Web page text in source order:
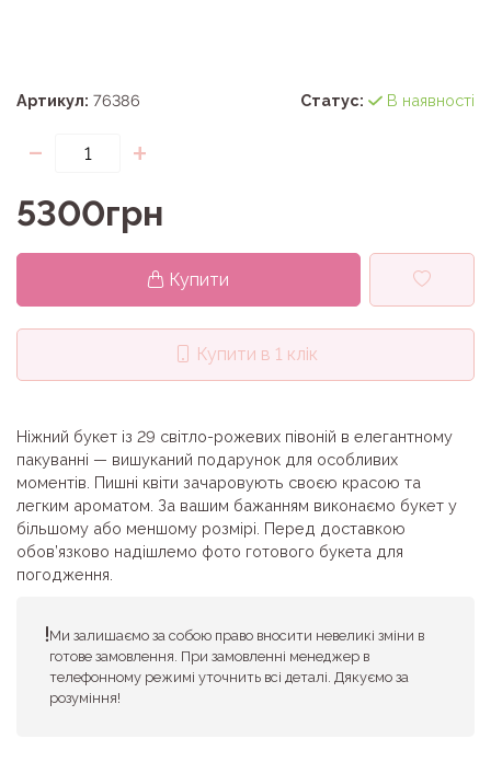
Артикул: 76386 Статус: В наявності
Ніжний букет із 29 світло-рожевих півоній в елегантному
пакуванні — вишуканий подарунок для особливих
моментів. Пишні квіти зачаровують своєю красою та
легким ароматом. За вашим бажанням виконаємо букет у
більшому або меншому розмірі. Перед доставкою
обов’язково надішлемо фото готового букета для
погодження.
- +
5300грн
Купити
Купити в 1 клік
Ми залишаємо за собою право вносити невеликі зміни в
готове замовлення. При замовленні менеджер в
телефонному режимі уточнить всі деталі. Дякуємо за
розуміння!